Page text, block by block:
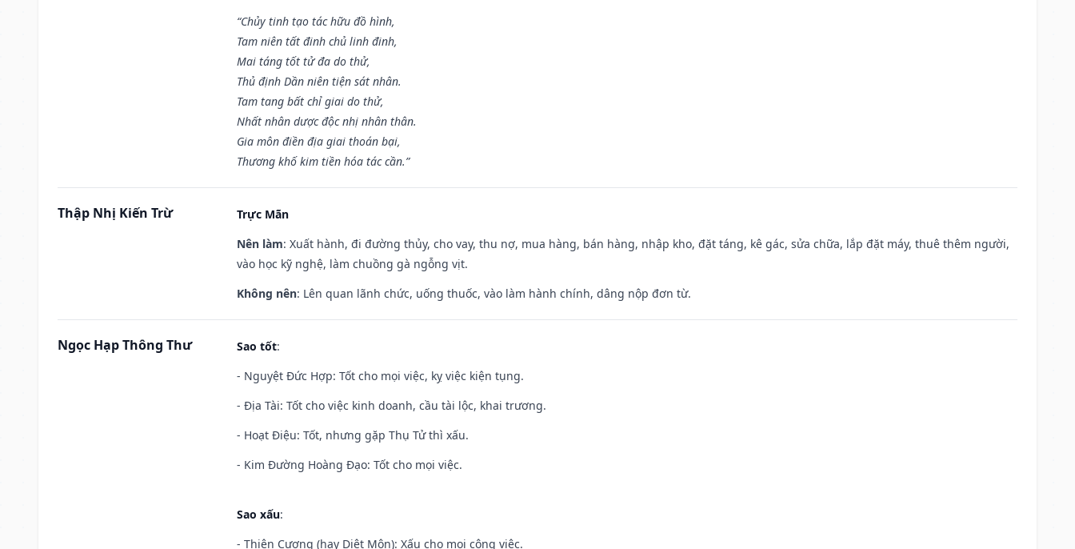
“Chủy tinh tạo tác hữu đồ hình,
Tam niên tất đinh chủ linh đinh,
Mai táng tốt tử đa do thử,
Thủ định Dần niên tiện sát nhân.
Tam tang bất chỉ giai do thử,
Nhất nhân dược độc nhị nhân thân.
Gia môn điền địa giai thoán bại,
Thương khố kim tiền hóa tác cần.”
Thập Nhị Kiến Trừ
Trực Mãn
Nên làm: Xuất hành, đi đường thủy, cho vay, thu nợ, mua hàng, bán hàng, nhập kho, đặt táng, kê gác, sửa chữa, lắp đặt máy, thuê thêm người,
vào học kỹ nghệ, làm chuồng gà ngỗng vịt.
Không nên: Lên quan lãnh chức, uống thuốc, vào làm hành chính, dâng nộp đơn từ.
Ngọc Hạp Thông Thư Sao tốt:
- Nguyệt Đức Hợp: Tốt cho mọi việc, kỵ việc kiện tụng.
- Địa Tài: Tốt cho việc kinh doanh, cầu tài lộc, khai trương.
- Hoạt Điệu: Tốt, nhưng gặp Thụ Tử thì xấu.
- Kim Đường Hoàng Đạo: Tốt cho mọi việc.
Sao xấu:
- Thiên Cương (hay Diệt Môn): Xấu cho mọi công việc.